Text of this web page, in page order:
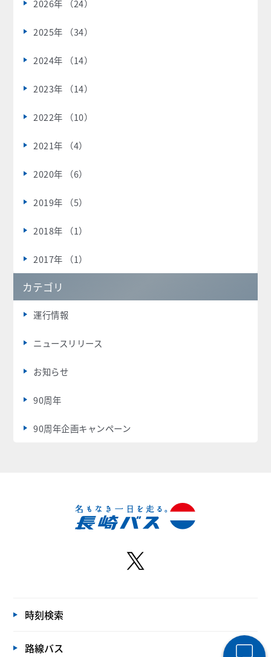
2026年 （24）
2025年 （34）
2024年 （14）
2023年 （14）
2022年 （10）
2021年 （4）
2020年 （6）
2019年 （5）
2018年 （1）
2017年 （1）
カテゴリ
運行情報
ニュースリリース
お知らせ
90周年
90周年企画キャンペーン
時刻検索
路線バス